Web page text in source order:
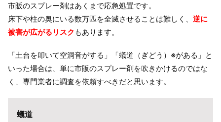
市販のスプレー剤はあくまで応急処置です。
床下や柱の奥にいる数万匹を全滅させることは難しく、 逆に
被害が広がるリスク もあります。
「土台を叩いて空洞音がする」「蟻道（ぎどう）※がある」と
いった場合は、単に市販のスプレー剤を吹きかけるのではな
く、専門業者に調査を依頼すべきだと思います。
蟻道